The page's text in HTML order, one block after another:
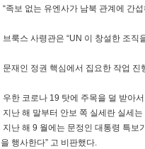
“족보 없는 유엔사가 남북 관계에 간
브룩스 사령관은 “UN 이 창설한 조
문재인 정권 핵심에서 집요한 작업
우한 코로나 19 탓에 주목을 덜 받아
지난 해 말부터 안보 쪽 실세란 실세
지난 해 9 월에는 문정인 대통령 특보
을 행사한다” 고 비판했다.